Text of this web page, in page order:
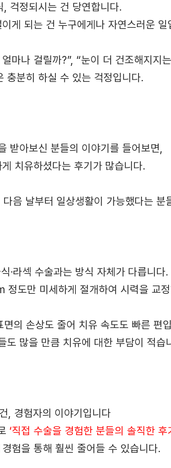
, 걱정되시는 건 당연합니다.
게 되는 건 누구에게나 자연스러운 일
마나 걸릴까?”, “눈이 더 건조해지지
충분히 하실 수 있는 걱정입니다.
받아보신 분들의 이야기를 들어보면,
치유하셨다는 후기가 많습니다.
음 날부터 일상생활이 가능했다는 분
·라섹 수술과는 방식 자체가 다릅니다.
도만 미세하게 절개하여 시력을 교
의 손상도 줄어 치유 속도도 빠른 편
도 많을 만큼 치유에 대한 부담이 적습
, 경험자의 이야기입니다
‘직접 수술을 경험한 분들의 솔직한 후
험을 통해 훨씬 줄어들 수 있습니다.